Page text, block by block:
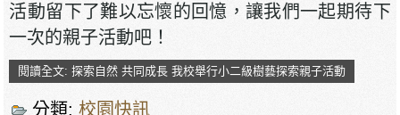
活動留下了難以忘懷的回憶，讓我們一起期待下
一次的親子活動吧！
閱讀全文: 探索自然 共同成長 我校舉行小二級樹藝探索親子活動
分類:校園快訊